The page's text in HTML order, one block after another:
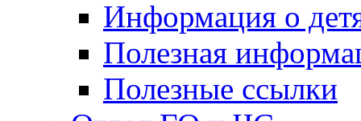
Информация о
Полезная
Полезные ссылки